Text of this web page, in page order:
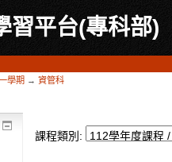
習平台(專科部)
學期 → 資管科
課程類別: